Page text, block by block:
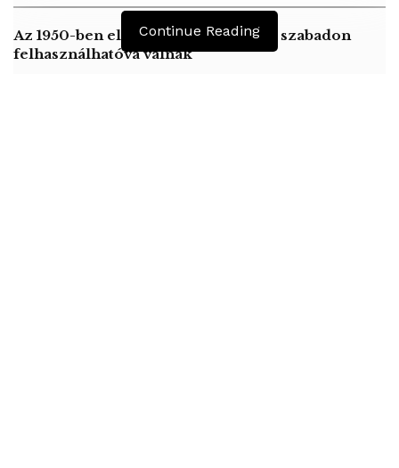
Az 1950-ben elhunyt alkotók művei szabadon
felhasználhatóvá válnak
Continue Reading